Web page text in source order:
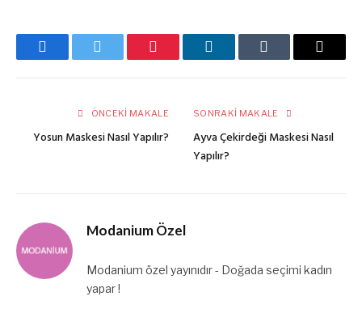
FacebookTwitter Pinterest LinkedInTumblr
E-
ÖNCEKI MAKALE
Yosun Maskesi Nasıl Yapılır?
SONRAKI MAKALE
Ayva Çekirdeği Maskesi Nasıl
Yapılır?
Modanium Özel
Modanium özel yayınıdır - Doğada seçimi kadın
yapar !